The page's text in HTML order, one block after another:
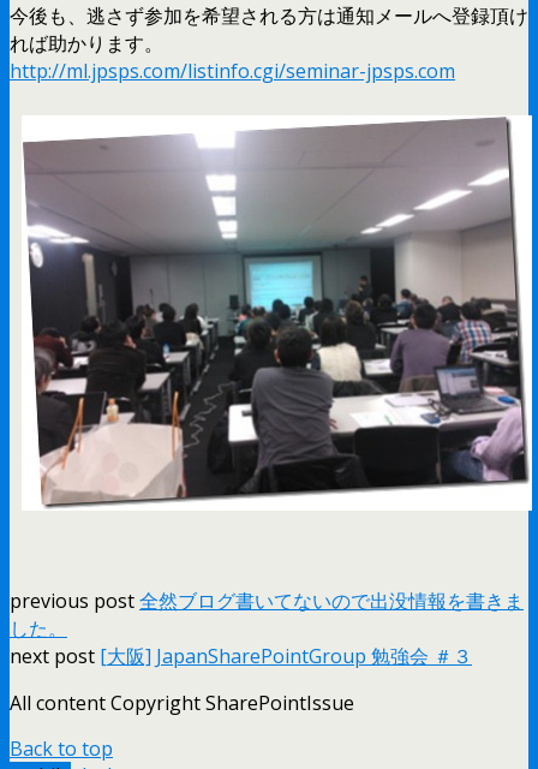
今後も、逃さず参加を希望される方は通知メールへ登録頂け
れば助かります。
http://ml.jpsps.com/listinfo.cgi/seminar-jpsps.com
previous post全然ブログ書いてないので出没情報を書きま
した。
next post [大阪] JapanSharePointGroup 勉強会 ＃３
All content Copyright SharePointIssue
Back to top